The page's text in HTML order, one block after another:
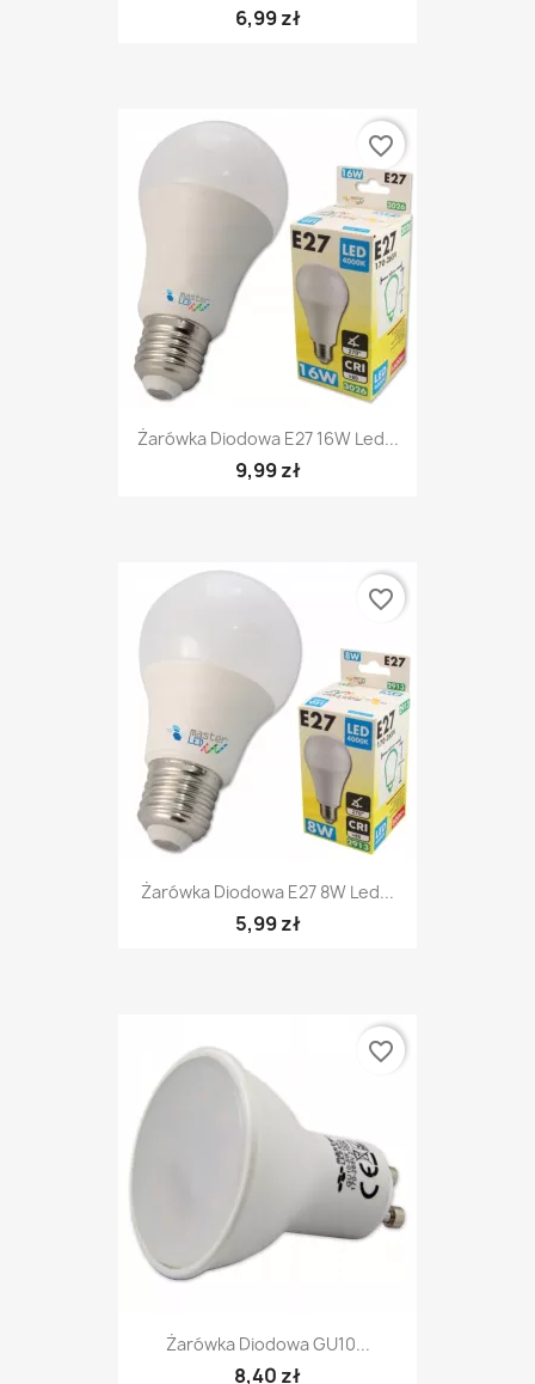
6,99 zł
Żarówka Diodowa E27 16W Led...
9,99 zł
favorite_border
Żarówka Diodowa E27 8W Led...
5,99 zł
favorite_border
Żarówka Diodowa GU10...
8,40 zł
favorite_border